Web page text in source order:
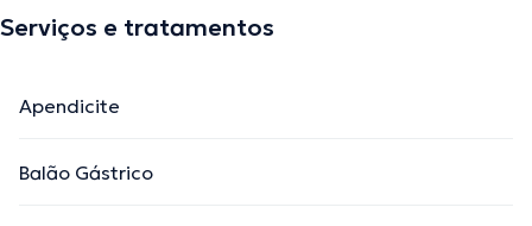
Serviços e tratamentos
Apendicite
Balão Gástrico